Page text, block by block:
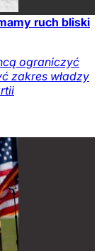
ruch bliski
ograniczyć
zakres władzy